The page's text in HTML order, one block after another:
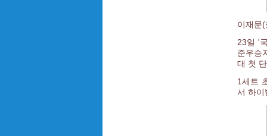
이재문
23일 '
준우승
대 첫
1세트
서 하이